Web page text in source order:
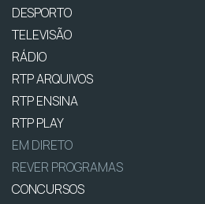
DESPORTO
TELEVISÃO
RÁDIO
RTP ARQUIVOS
RTP ENSINA
RTP PLAY
EM DIRETO
REVER PROGRAMAS
CONCURSOS